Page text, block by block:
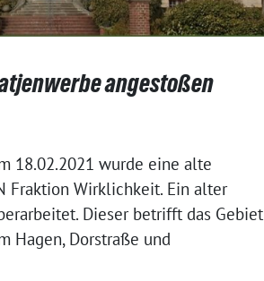
angestoßen
18.02.2021 wurde eine alte
Fraktion Wirklichkeit. Ein alter
Dieser betrifft das Gebiet
Hagen, Dorstraße und